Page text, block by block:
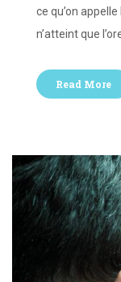
ce qu’on
n’atteint que
Read More